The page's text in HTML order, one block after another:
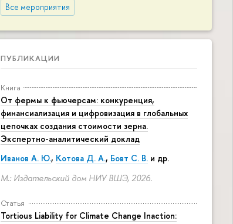
Все мероприятия
ПУБЛИКАЦИИ
Книга
От фермы к фьючерсам: конкуренция,
финансиализация и цифровизация в глобальных
цепочках создания стоимости зерна.
Экспертно-аналитический доклад
Иванов А. Ю., Котова Д. А., Бовт С. В. и др.
М.: Издательский дом НИУ ВШЭ, 2026.
Статья
Tortious Liability for Climate Change Inaction: